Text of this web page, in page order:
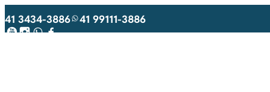
41 3434-3886
41 99111-3886
Youtube